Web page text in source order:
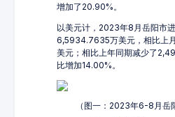
增加了20.90%。
以美元计，2023年8月岳阳市
6,5934.7635万美元，相比上
美元；相比上年同期减少了
比增加14.00%。
（图一：2023年6-8月岳